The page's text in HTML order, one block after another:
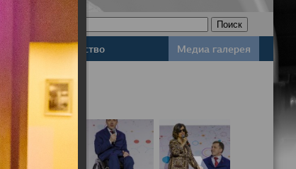
Законодательство Медиа галерея